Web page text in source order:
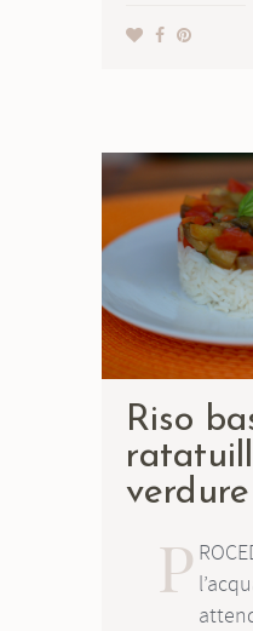
Riso
verdure
P